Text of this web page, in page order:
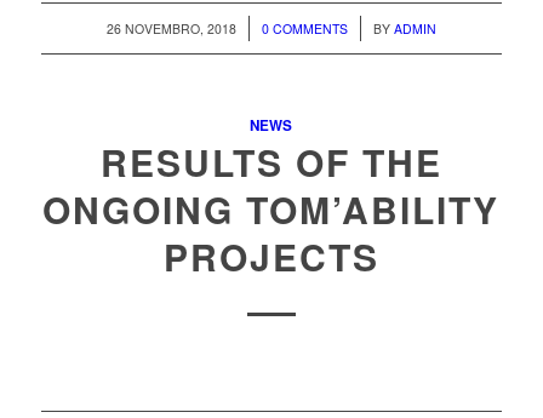
26 NOVEMBRO, 2018
/ 0 COMMENTS
/ BY ADMIN
NEWS
RESULTS OF THE
ONGOING TOM’ABILITY
PROJECTS